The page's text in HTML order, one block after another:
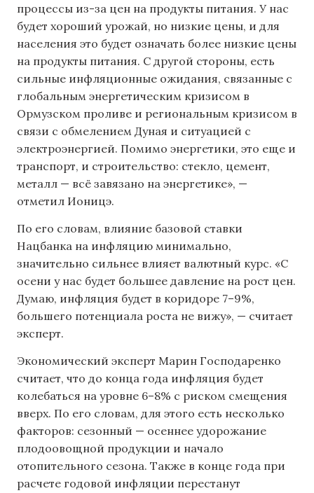
процессы из-за цен на продукты питания. У нас
будет хороший урожай, но низкие цены, и для
населения это будет означать более низкие цены
на продукты питания. С другой стороны, есть
сильные инфляционные ожидания, связанные с
глобальным энергетическим кризисом в
Ормузском проливе и региональным кризисом в
связи с обмелением Дуная и ситуацией с
электроэнергией. Помимо энергетики, это еще и
транспорт, и строительство: стекло, цемент,
металл — всё завязано на энергетике», —
отметил Ионицэ.
По его словам, влияние базовой ставки
Нацбанка на инфляцию минимально,
значительно сильнее влияет валютный курс. «С
осени у нас будет большее давление на рост цен.
Думаю, инфляция будет в коридоре 7–9%,
большего потенциала роста не вижу», — считает
эксперт.
Экономический эксперт Марин Господаренко
считает, что до конца года инфляция будет
колебаться на уровне 6–8% с риском смещения
вверх. По его словам, для этого есть несколько
факторов: сезонный — осеннее удорожание
плодоовощной продукции и начало
отопительного сезона. Также в конце года при
расчете годовой инфляции перестанут